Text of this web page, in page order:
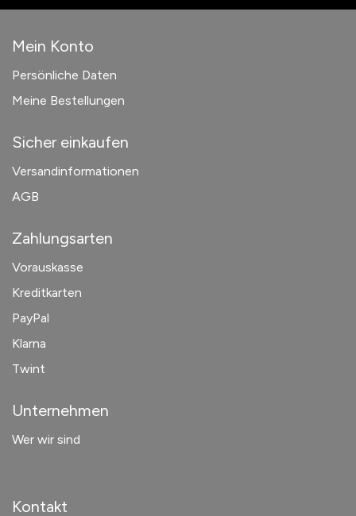
Mein Konto
Persönliche Daten
Meine Bestellungen
Sicher einkaufen
Versandinformationen
AGB
Zahlungsarten
Vorauskasse
Kreditkarten
PayPal
Klarna
Twint
Unternehmen
Wer wir sind
Kontakt